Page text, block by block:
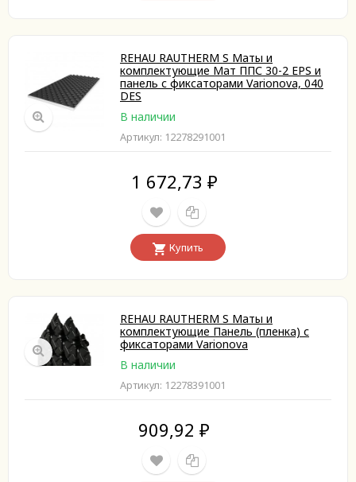
REHAU RAUTHERM S Маты и
комплектующие Мат ППС 30-2 EPS и
панель с фиксаторами Varionova, 040
DES
В наличии
Артикул: 12278291001
1 672,73 ₽
Купить
REHAU RAUTHERM S Маты и
комплектующие Панель (пленка) с
фиксаторами Varionova
В наличии
Артикул: 12278391001
909,92 ₽